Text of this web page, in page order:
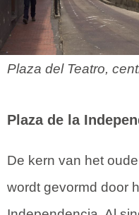
Plaza del Teatro,
Plaza de la
De kern van het
wordt gevormd door